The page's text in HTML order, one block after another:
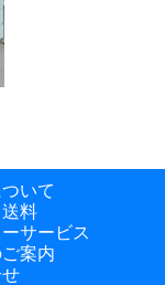
いて
料
サービス
案内